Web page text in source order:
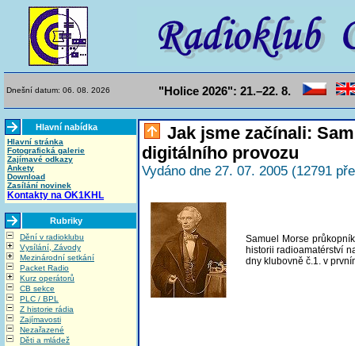
Dnešní datum: 06. 08. 2026 "Holice 2026": 21.–22. 8.
Hlavní nabídka
Hlavní stránka
Fotografická galerie
Zajímavé odkazy
Ankety
Download
Zasílání novinek
Kontakty na OK1KHL
Rubriky
Dění v radioklubu
Vysílání, Závody
Mezinárodní setkání
Packet Radio
Kurz operátorů
CB sekce
PLC / BPL
Z historie rádia
Zajímavosti
Nezařazené
Děti a mládež
Jak jsme začínali:
digitálního provozu
Vydáno dne 27. 07. 2005 (12791
Samuel Morse
historii radioamatérství
dny klubovně č.1. v